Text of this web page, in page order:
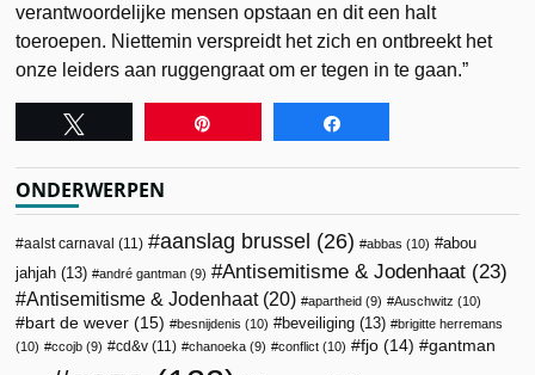
verantwoordelijke mensen opstaan en dit een halt
toeroepen. Niettemin verspreidt het zich en ontbreekt het
onze leiders aan ruggengraat om er tegen in te gaan.”
ONDERWERPEN
aalst carnaval (11) aanslag brussel (26) abbas (10)
abou
jahjah (13) andré gantman (9) Antisemitisme & Jodenhaat (23)
Antisemitisme & Jodenhaat(20) apartheid (9) Auschwitz (10)
bart de wever (15) besnijdenis (10) beveiliging (13)
brigitte herremans
(10)
ccojb (9) cd&v (11) chanoeka (9) conflict (10) fjo (14) gantman